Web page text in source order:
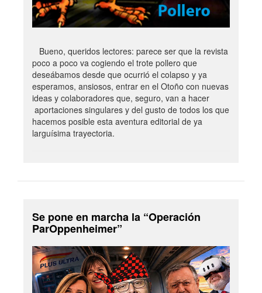
Bueno, queridos lectores: parece ser que la revista
poco a poco va cogiendo el trote pollero que
deseábamos desde que ocurrió el colapso y ya
esperamos, ansiosos, entrar en el Otoño con nuevas
ideas y colaboradores que, seguro, van a hacer
aportaciones singulares y del gusto de todos los que
hacemos posible esta aventura editorial de ya
larguísima trayectoria.
Se pone en marcha la “Operación
ParOppenheimer”